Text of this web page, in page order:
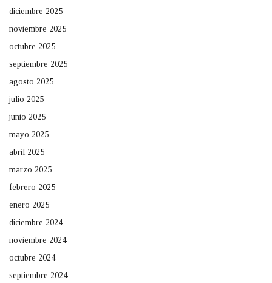
diciembre 2025
noviembre 2025
octubre 2025
septiembre 2025
agosto 2025
julio 2025
junio 2025
mayo 2025
abril 2025
marzo 2025
febrero 2025
enero 2025
diciembre 2024
noviembre 2024
octubre 2024
septiembre 2024